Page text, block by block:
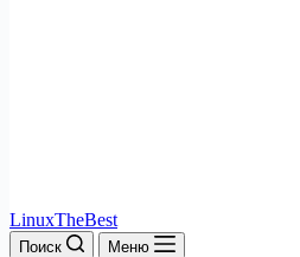
LinuxTheBest
Поиск Меню